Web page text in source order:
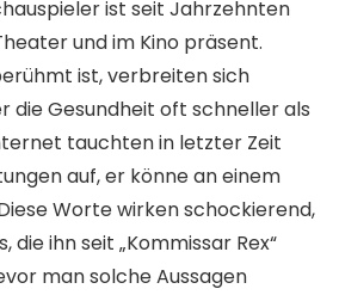
ist seit Jahrzehnten
und im Kino präsent.
ist, verbreiten sich
die Gesundheit oft schneller als
tauchten in letzter Zeit
auf, er könne an einem
Worte wirken schockierend,
die ihn seit „Kommissar Rex“
man solche Aussagen